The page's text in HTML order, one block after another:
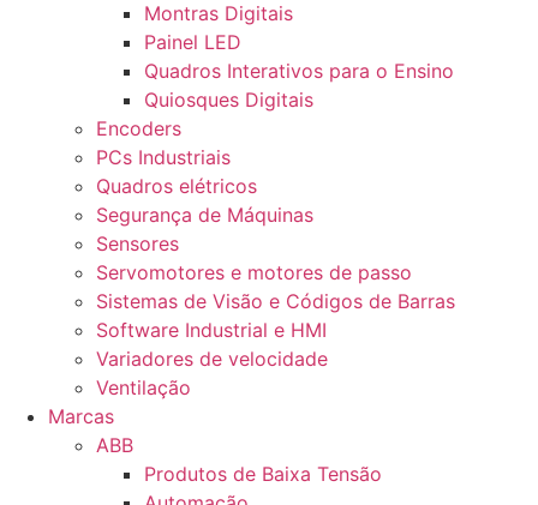
Montras Digitais
Painel LED
Quadros Interativos para o Ensino
Quiosques Digitais
Encoders
PCs Industriais
Quadros elétricos
Segurança de Máquinas
Sensores
Servomotores e motores de passo
Sistemas de Visão e Códigos de Barras
Software Industrial e HMI
Variadores de velocidade
Ventilação
Marcas
ABB
Produtos de Baixa Tensão